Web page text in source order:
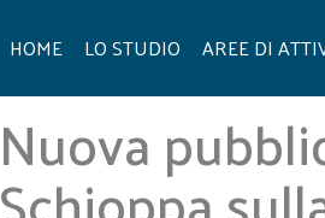
HOME LO STUDIO AREE DI
Nuova